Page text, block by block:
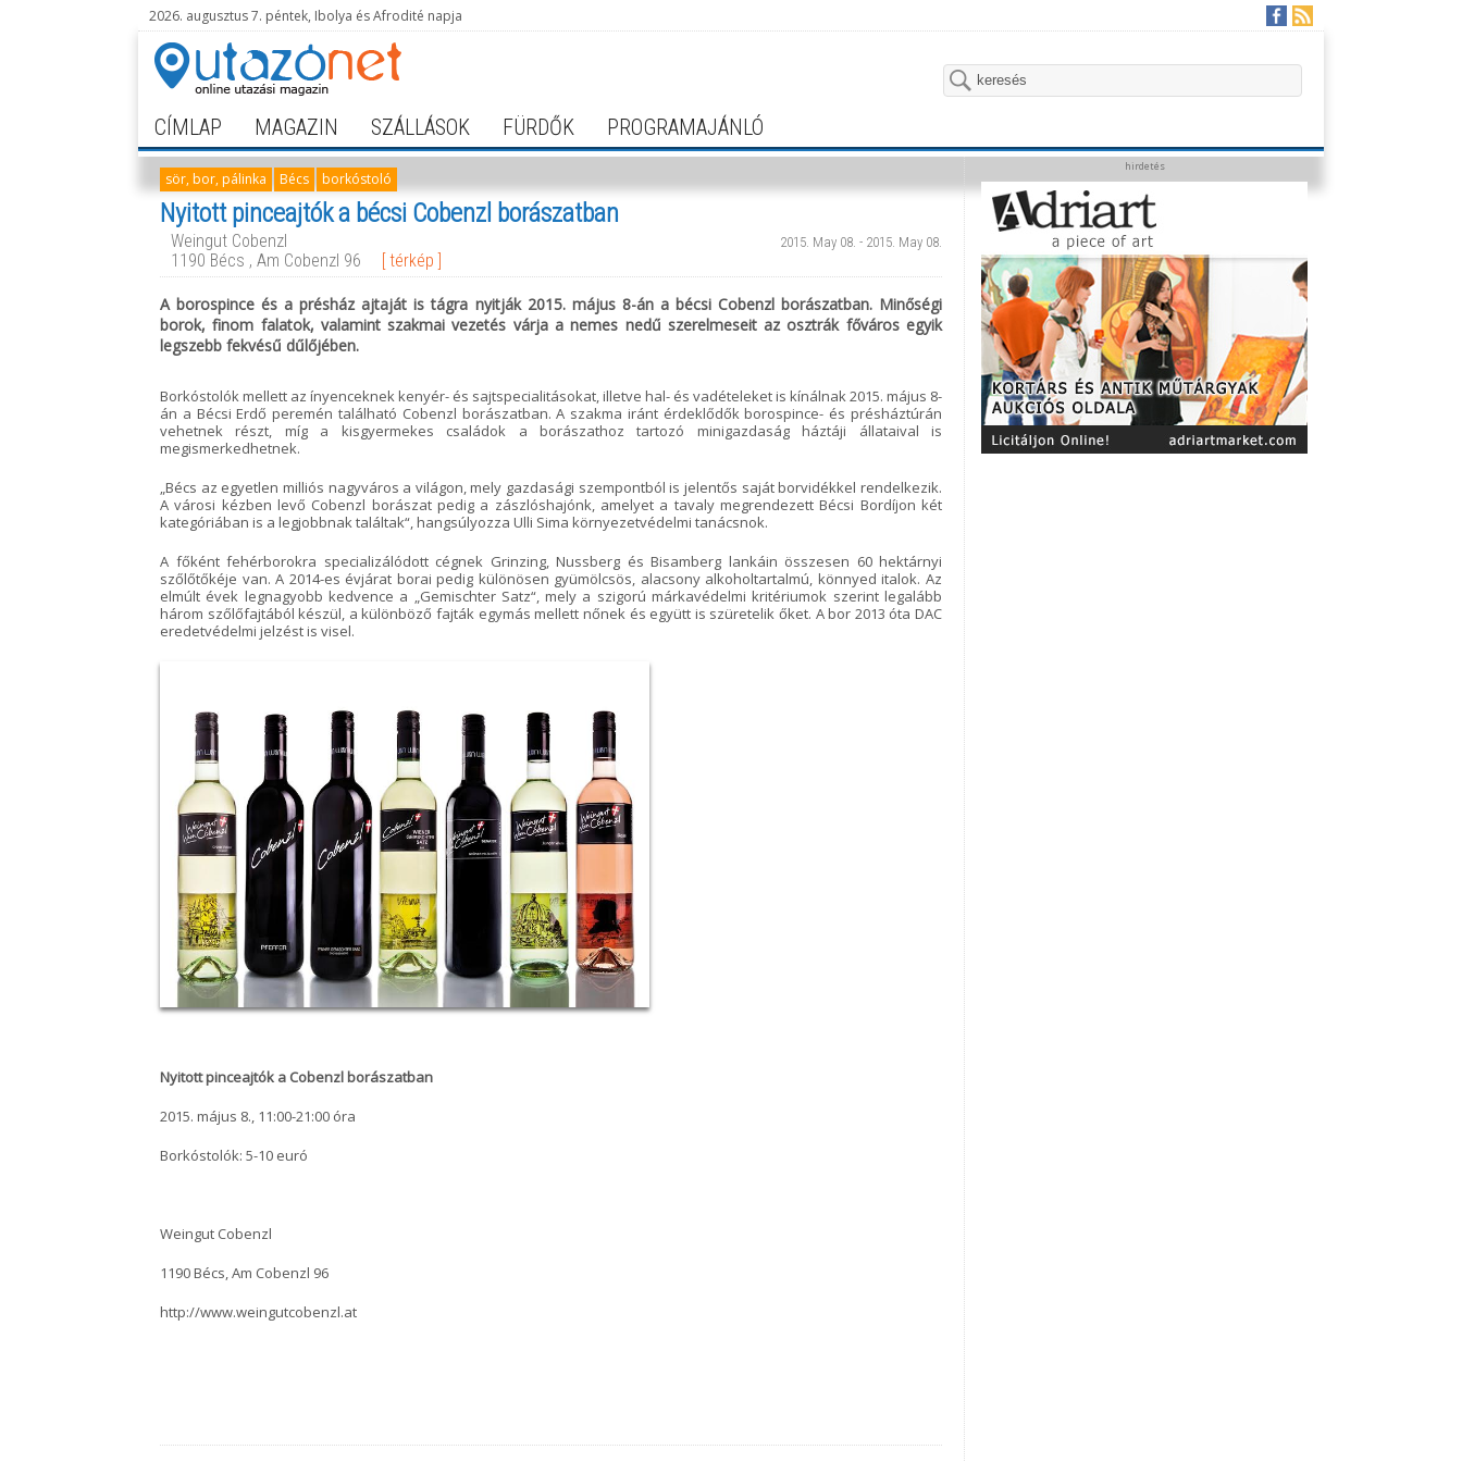
2026. augusztus 7. péntek, Ibolya és Afrodité napja
CÍMLAP MAGAZIN SZÁLLÁSOK FÜRDŐK PROGRAMAJÁNLÓ
sör, bor, pálinka Bécs borkóstoló
Nyitott pinceajtók a bécsi Cobenzl borászatban
Weingut Cobenzl
1190 Bécs , Am Cobenzl 96
[ térkép ]
2015. May 08. - 2015. May 08.
A borospince és a présház ajtaját is tágra nyitják 2015. május 8-án a bécsi Cobenzl borászatban. Minőségi
borok, finom falatok, valamint szakmai vezetés várja a nemes nedű szerelmeseit az osztrák főváros egyik
legszebb fekvésű dűlőjében.
Borkóstolók mellett az ínyenceknek kenyér- és sajtspecialitásokat, illetve hal- és vadételeket is kínálnak 2015. május 8-
án a Bécsi Erdő peremén található Cobenzl borászatban. A szakma iránt érdeklődők borospince- és présháztúrán
vehetnek részt, míg a kisgyermekes családok a borászathoz tartozó minigazdaság háztáji állataival is
megismerkedhetnek.
„Bécs az egyetlen milliós nagyváros a világon, mely gazdasági szempontból is jelentős saját borvidékkel rendelkezik.
A városi kézben levő Cobenzl borászat pedig a zászlóshajónk, amelyet a tavaly megrendezett Bécsi Bordíjon két
kategóriában is a legjobbnak találtak“, hangsúlyozza Ulli Sima környezetvédelmi tanácsnok.
A főként fehérborokra specializálódott cégnek Grinzing, Nussberg és Bisamberg lankáin összesen 60 hektárnyi
szőlőtőkéje van. A 2014-es évjárat borai pedig különösen gyümölcsös, alacsony alkoholtartalmú, könnyed italok. Az
elmúlt évek legnagyobb kedvence a „Gemischter Satz“, mely a szigorú márkavédelmi kritériumok szerint legalább
három szőlőfajtából készül, a különböző fajták egymás mellett nőnek és együtt is szüretelik őket. A bor 2013 óta DAC
eredetvédelmi jelzést is visel.
Nyitott pinceajtók a Cobenzl borászatban
2015. május 8., 11:00-21:00 óra
Borkóstolók: 5-10 euró
Weingut Cobenzl
1190 Bécs, Am Cobenzl 96
http://www.weingutcobenzl.at
hirdetés